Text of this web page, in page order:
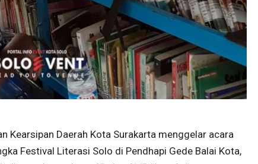
Kearsipan Daerah Kota Surakarta menggelar acara
Festival Literasi Solo di Pendhapi Gede Balai Kota,